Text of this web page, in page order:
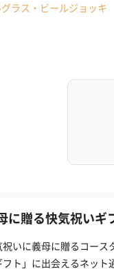
ラス・ビールジョッキ
に贈る快気祝い
祝いに義母に贈るコース
フト」に出会えるネッ